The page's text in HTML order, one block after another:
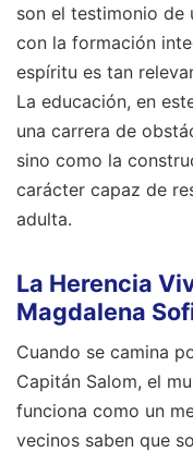
son el testimonio de
con la formación
espíritu es tan
La educación, en
una carrera de
sino como la
carácter capaz de
adulta.
La Herencia
Magdalena
Cuando se camina
Capitán Salom, el
funciona como un
vecinos saben que